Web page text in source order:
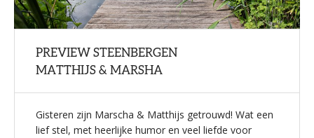
PREVIEW STEENBERGEN
MATTHIJS & MARSHA
Gisteren zijn Marscha & Matthijs getrouwd! Wat een
lief stel, met heerlijke humor en veel liefde voor